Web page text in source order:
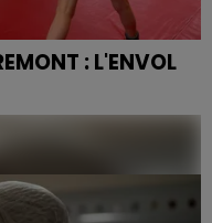
: L'ENVOL
haut niveau grâce au
exigence de la...